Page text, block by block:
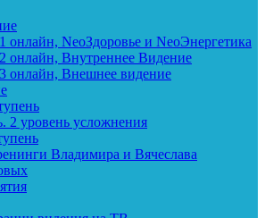
онлайн, NeoЗдоровье и NeoЭнергетика
онлайн, Внутреннее Видение
онлайн, Внешнее видение
2 уровень усложнения
Владимира и Вячеслава